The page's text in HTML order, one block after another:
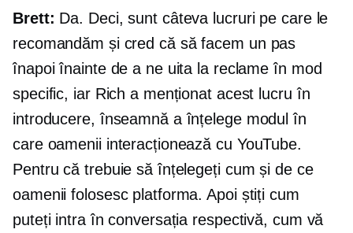
Brett: Da. Deci, sunt câteva lucruri pe care le
recomandăm și cred că să facem un pas
înapoi înainte de a ne uita la reclame în mod
specific, iar Rich a menționat acest lucru în
introducere, înseamnă a înțelege modul în
care oamenii interacționează cu YouTube.
Pentru că trebuie să înțelegeți cum și de ce
oamenii folosesc platforma. Apoi știți cum
puteți intra în conversația respectivă, cum vă